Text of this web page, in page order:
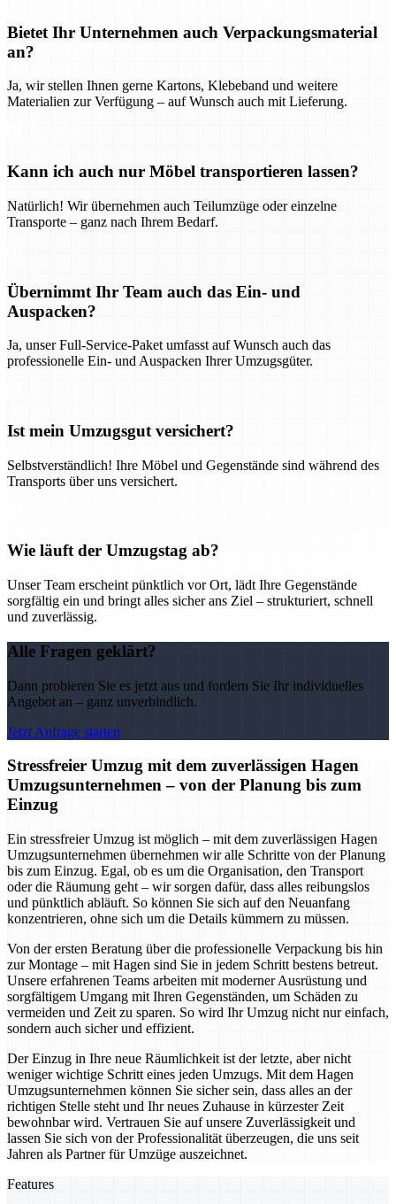
Bietet Ihr Unternehmen auch Verpackungsmaterial
an?
Ja, wir stellen Ihnen gerne Kartons, Klebeband und weitere
Materialien zur Verfügung – auf Wunsch auch mit Lieferung.
Kann ich auch nur Möbel transportieren lassen?
Natürlich! Wir übernehmen auch Teilumzüge oder einzelne
Transporte – ganz nach Ihrem Bedarf.
Übernimmt Ihr Team auch das Ein- und
Auspacken?
Ja, unser Full-Service-Paket umfasst auf Wunsch auch das
professionelle Ein- und Auspacken Ihrer Umzugsgüter.
Ist mein Umzugsgut versichert?
Selbstverständlich! Ihre Möbel und Gegenstände sind während des
Transports über uns versichert.
Wie läuft der Umzugstag ab?
Unser Team erscheint pünktlich vor Ort, lädt Ihre Gegenstände
sorgfältig ein und bringt alles sicher ans Ziel – strukturiert, schnell
und zuverlässig.
Alle Fragen geklärt?
Dann probieren Sie es jetzt aus und fordern Sie Ihr individuelles
Angebot an – ganz unverbindlich.
Jetzt Anfrage starten
Stressfreier Umzug mit dem zuverlässigen Hagen
Umzugsunternehmen – von der Planung bis zum
Einzug
Ein stressfreier Umzug ist möglich – mit dem zuverlässigen Hagen
Umzugsunternehmen übernehmen wir alle Schritte von der Planung
bis zum Einzug. Egal, ob es um die Organisation, den Transport
oder die Räumung geht – wir sorgen dafür, dass alles reibungslos
und pünktlich abläuft. So können Sie sich auf den Neuanfang
konzentrieren, ohne sich um die Details kümmern zu müssen.
Von der ersten Beratung über die professionelle Verpackung bis hin
zur Montage – mit Hagen sind Sie in jedem Schritt bestens betreut.
Unsere erfahrenen Teams arbeiten mit moderner Ausrüstung und
sorgfältigem Umgang mit Ihren Gegenständen, um Schäden zu
vermeiden und Zeit zu sparen. So wird Ihr Umzug nicht nur einfach,
sondern auch sicher und effizient.
Der Einzug in Ihre neue Räumlichkeit ist der letzte, aber nicht
weniger wichtige Schritt eines jeden Umzugs. Mit dem Hagen
Umzugsunternehmen können Sie sicher sein, dass alles an der
richtigen Stelle steht und Ihr neues Zuhause in kürzester Zeit
bewohnbar wird. Vertrauen Sie auf unsere Zuverlässigkeit und
lassen Sie sich von der Professionalität überzeugen, die uns seit
Jahren als Partner für Umzüge auszeichnet.
Features